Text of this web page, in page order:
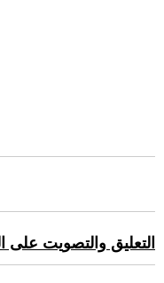
التعليق والتصويت